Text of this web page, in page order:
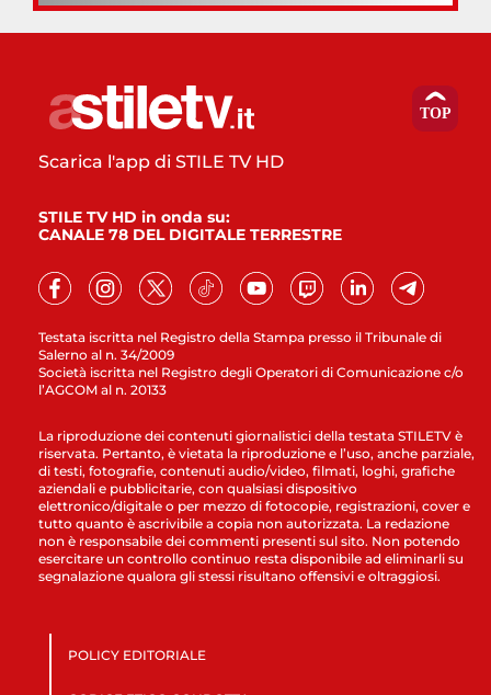
Testata iscritta nel Registro della Stampa presso il Tribunale di
Salerno al n. 34/2009
Società iscritta nel Registro degli Operatori di Comunicazione c/o
l’AGCOM al n. 20133
Scarica l'app di STILE TV HD
STILE TV HD in onda su:
CANALE 78 DEL DIGITALE TERRESTRE
La riproduzione dei contenuti giornalistici della testata STILETV è
riservata. Pertanto, è vietata la riproduzione e l’uso, anche parziale,
di testi, fotografie, contenuti audio/video, filmati, loghi, grafiche
aziendali e pubblicitarie, con qualsiasi dispositivo
elettronico/digitale o per mezzo di fotocopie, registrazioni, cover e
tutto quanto è ascrivibile a copia non autorizzata. La redazione
non è responsabile dei commenti presenti sul sito. Non potendo
esercitare un controllo continuo resta disponibile ad eliminarli su
segnalazione qualora gli stessi risultano offensivi e oltraggiosi.
POLICY EDITORIALE